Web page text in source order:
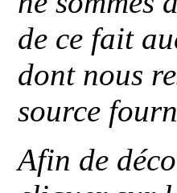
de ce fait
dont nous
source
Afin de